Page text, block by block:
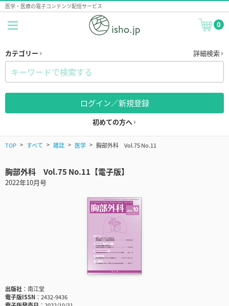
医学・医療の電子コンテンツ配信サービス
0
カテゴリー 詳細検索
ログイン／新規登録
初めての方へ
TOP すべて 雑誌 医学 胸部外科 Vol.75 No.11
胸部外科 Vol.75 No.11【電子版】
2022年10月号
出版社
南江堂
電子版ISSN
2432-9436